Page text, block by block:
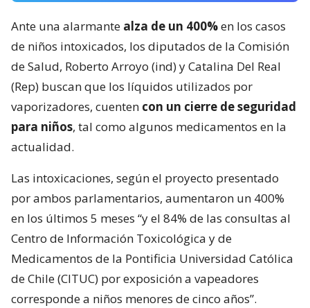
Ante una alarmante alza de un 400%en los casos
de niños intoxicados, los diputados de la Comisión
de Salud, Roberto Arroyo (ind) y Catalina Del Real
(Rep) buscan que los líquidos utilizados por
vaporizadores, cuenten con un cierre de seguridad
para niños, tal como algunos medicamentos en la
actualidad.
Las intoxicaciones, según el proyecto presentado
por ambos parlamentarios, aumentaron un 400%
en los últimos 5 meses “y el 84% de las consultas al
Centro de Información Toxicológica y de
Medicamentos de la Pontificia Universidad Católica
de Chile (CITUC) por exposición a vapeadores
corresponde a niños menores de cinco años”.